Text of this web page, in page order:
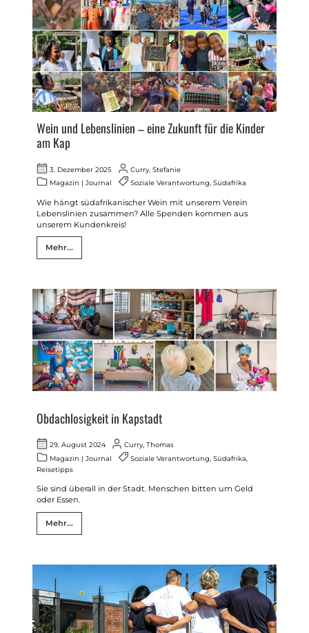
Wein und Lebenslinien – eine Zukunft für die Kinder
am Kap
3. Dezember 2025
Curry, Stefanie
Magazin | Journal Soziale Verantwortung ,Südafrika
Wie hängt südafrikanischer Wein mit unserem Verein
Lebenslinien zusammen? Alle Spenden kommen aus
unserem Kundenkreis!
Mehr...
Obdachlosigkeit in Kapstadt
29. August 2024
Curry, Thomas
Magazin | Journal Soziale Verantwortung ,Südafrika
Reisetipps
Sie sind überall in der Stadt. Menschen bitten um Geld
oder Essen.
Mehr...